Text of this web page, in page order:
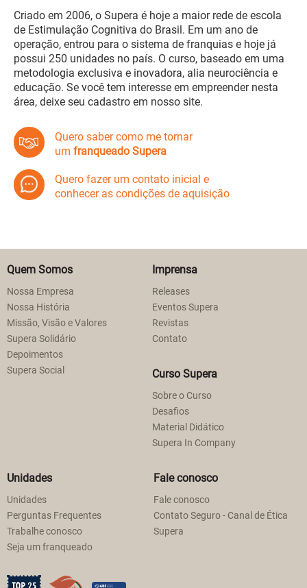
Criado em 2006, o Supera é hoje a maior rede de escola
de Estimulação Cognitiva do Brasil. Em um ano de
operação, entrou para o sistema de franquias e hoje já
possui 250 unidades no país. O curso, baseado em uma
metodologia exclusiva e inovadora, alia neurociência e
educação. Se você tem interesse em empreender nesta
área, deixe seu cadastro em nosso site.
Quero saber como me tornar
um franqueado Supera
Quero fazer um contato inicial e
conhecer as condições de aquisição
Quem Somos
Nossa Empresa
Nossa História
Missão, Visão e Valores
Supera Solidário
Depoimentos
Supera Social
Imprensa
Releases
Eventos Supera
Revistas
Contato
Curso Supera
Sobre o Curso
Desafios
Material Didático
Supera In Company
Unidades
Unidades
Perguntas Frequentes
Trabalhe conosco
Seja um franqueado
Fale conosco
Fale conosco
Contato Seguro - Canal de Ética
Supera